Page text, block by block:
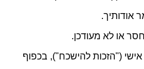
אודותיך.
או לא מעודכן.
("הזכות להישכח"), בכפוף